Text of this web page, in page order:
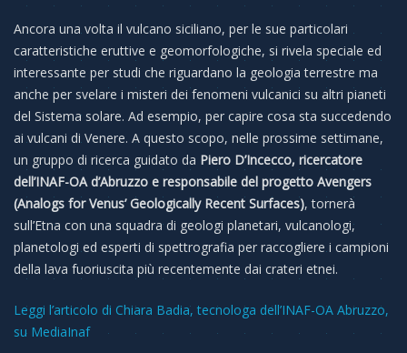
Ancora una volta il vulcano siciliano, per le sue particolari
caratteristiche eruttive e geomorfologiche, si rivela speciale ed
interessante per studi che riguardano la geologia terrestre ma
anche per svelare i misteri dei fenomeni vulcanici su altri pianeti
del Sistema solare. Ad esempio, per capire cosa sta succedendo
ai vulcani di Venere. A questo scopo, nelle prossime settimane,
un gruppo di ricerca guidato da Piero D’Incecco, ricercatore
dell’INAF-OA d’Abruzzo e responsabile del progetto Avengers
(Analogs for Venus’ Geologically Recent Surfaces), tornerà
sull’Etna con una squadra di geologi planetari, vulcanologi,
planetologi ed esperti di spettrografia per raccogliere i campioni
della lava fuoriuscita più recentemente dai crateri etnei.
Leggi l’articolo di Chiara Badia, tecnologa dell’INAF-OA Abruzzo,
su MediaInaf